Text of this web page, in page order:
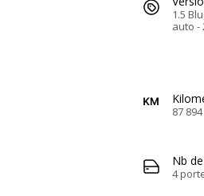
1.5
auto -
87
Nb
4